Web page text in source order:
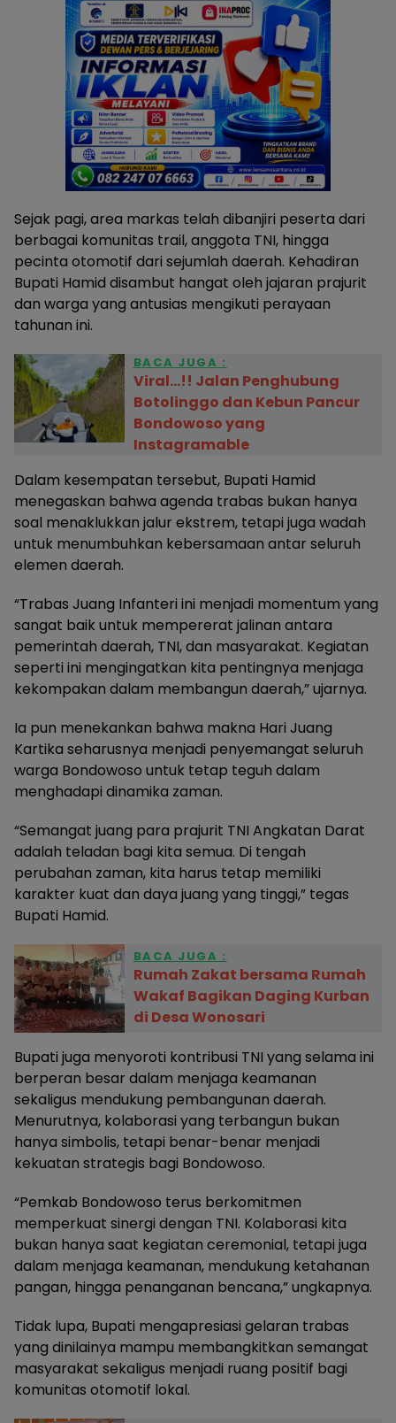
Sejak pagi, area markas telah dibanjiri peserta dari
berbagai komunitas trail, anggota TNI, hingga
pecinta otomotif dari sejumlah daerah. Kehadiran
Bupati Hamid disambut hangat oleh jajaran prajurit
dan warga yang antusias mengikuti perayaan
tahunan ini.
BACA JUGA :
Viral…!! Jalan Penghubung
Botolinggo dan Kebun Pancur
Bondowoso yang
Instagramable
Dalam kesempatan tersebut, Bupati Hamid
menegaskan bahwa agenda trabas bukan hanya
soal menaklukkan jalur ekstrem, tetapi juga wadah
untuk menumbuhkan kebersamaan antar seluruh
elemen daerah.
“Trabas Juang Infanteri ini menjadi momentum yang
sangat baik untuk mempererat jalinan antara
pemerintah daerah, TNI, dan masyarakat. Kegiatan
seperti ini mengingatkan kita pentingnya menjaga
kekompakan dalam membangun daerah,” ujarnya.
Ia pun menekankan bahwa makna Hari Juang
Kartika seharusnya menjadi penyemangat seluruh
warga Bondowoso untuk tetap teguh dalam
menghadapi dinamika zaman.
“Semangat juang para prajurit TNI Angkatan Darat
adalah teladan bagi kita semua. Di tengah
perubahan zaman, kita harus tetap memiliki
karakter kuat dan daya juang yang tinggi,” tegas
Bupati Hamid.
BACA JUGA :
Rumah Zakat bersama Rumah
Wakaf Bagikan Daging Kurban
di Desa Wonosari
Bupati juga menyoroti kontribusi TNI yang selama ini
berperan besar dalam menjaga keamanan
sekaligus mendukung pembangunan daerah.
Menurutnya, kolaborasi yang terbangun bukan
hanya simbolis, tetapi benar-benar menjadi
kekuatan strategis bagi Bondowoso.
“Pemkab Bondowoso terus berkomitmen
memperkuat sinergi dengan TNI. Kolaborasi kita
bukan hanya saat kegiatan ceremonial, tetapi juga
dalam menjaga keamanan, mendukung ketahanan
pangan, hingga penanganan bencana,” ungkapnya.
Tidak lupa, Bupati mengapresiasi gelaran trabas
yang dinilainya mampu membangkitkan semangat
masyarakat sekaligus menjadi ruang positif bagi
komunitas otomotif lokal.